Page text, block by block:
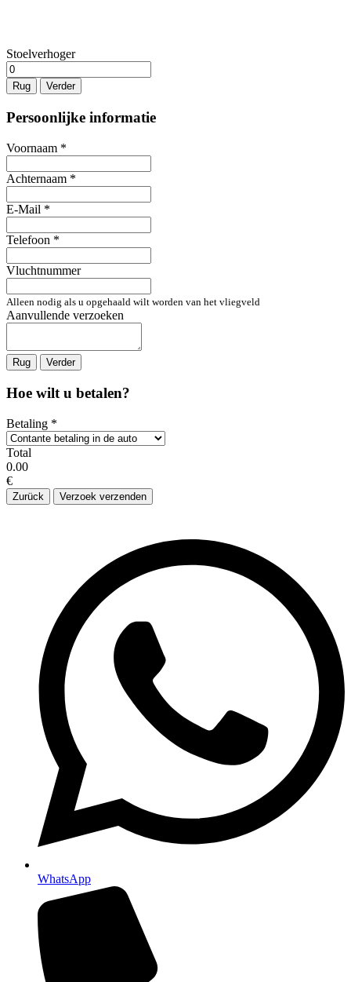
Stoelverhoger
Rug Verder
Persoonlijke informatie
Voornaam *
Achternaam *
E-Mail *
Telefoon *
Vluchtnummer
Alleen nodig als u opgehaald wilt worden van het vliegveld
Aanvullende verzoeken
Rug Verder
Hoe wilt u betalen?
Betaling *
Total
0.00
€
Zurück Verzoek verzenden
WhatsApp